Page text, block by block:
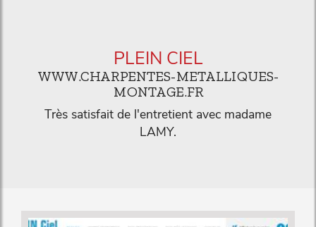
PLEIN CIEL
WWW.CHARPENTES-METALLIQUES-
MONTAGE.FR
Très satisfait de l'entretient avec madame
LAMY.